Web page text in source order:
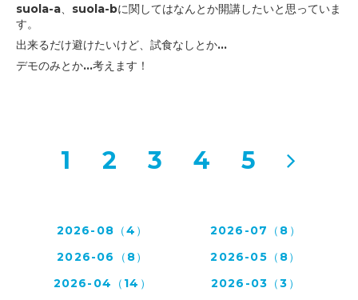
suola-a、suola-bに関してはなんとか開講したいと思っていま
す。
出来るだけ避けたいけど、試食なしとか...
デモのみとか...考えます！
1 2 3 4 5
2026-08（4）
2026-07（8）
2026-06（8）
2026-05（8）
2026-04（14）
2026-03（3）